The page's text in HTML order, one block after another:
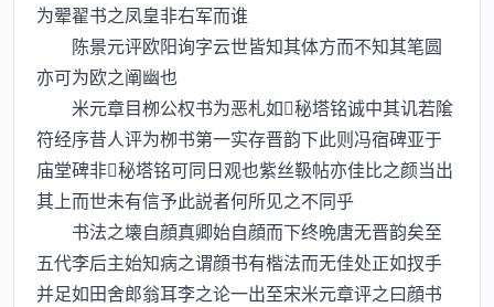
为翚翟书之凤皇非右军而谁
陈景元评欧阳询字云世皆知其体方而不知其笔圆
亦可为欧之阐幽也
米元章目栁公权书为恶札如秘塔铭诚中其讥若隂
符经序昔人评为栁书第一实存晋韵下此则冯宿碑亚于
庙堂碑非秘塔铭可同日观也紫丝靸帖亦佳比之颜当出
其上而世未有信予此説者何所见之不同乎
书法之壊自顔真卿始自顔而下终晩唐无晋韵矣至
五代李后主始知病之谓顔书有楷法而无佳处正如扠手
并足如田舍郎翁耳李之论一出至宋米元章评之曰顔书